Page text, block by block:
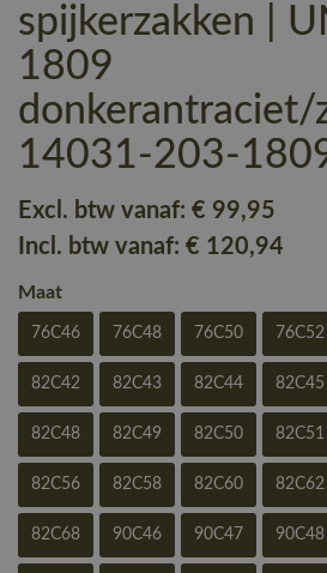
spijkerzakken |
1809
donkerantraciet/
14031-203-
Excl. btw vanaf: € 99,95
Incl. btw vanaf: € 120,94
Maat
76C46 76C48 76C50 76C52
82C42 82C43 82C44 82C45
82C48 82C49 82C50 82C51
82C56 82C58 82C60 82C62
82C68 90C46 90C47 90C48